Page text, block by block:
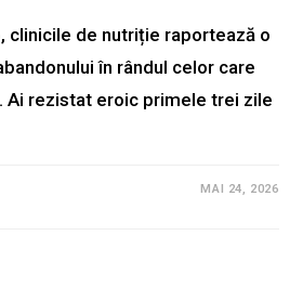
clinicile de nutriție raportează o
în rândul celor care
rezistat eroic primele trei zile
MAI 24, 2026